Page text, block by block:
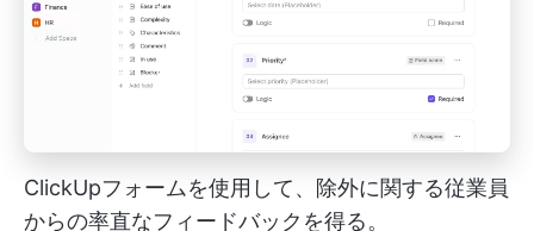
ClickUpフォームを使用して、除外に関する従業員
からの率直なフィードバックを得る。